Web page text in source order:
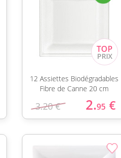
12 Assiettes Biodégradables
Fibre de Canne 20 cm
3.20 € 2.95 €